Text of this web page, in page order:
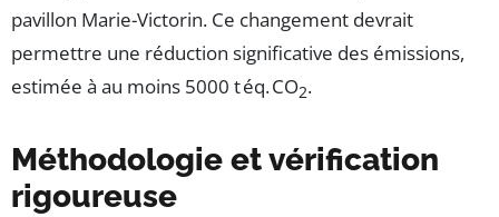
pavillon Marie-Victorin. Ce changement devrait
permettre une réduction significative des émissions,
estimée à au moins 5000 t éq. CO2.
Méthodologie et vérification
rigoureuse